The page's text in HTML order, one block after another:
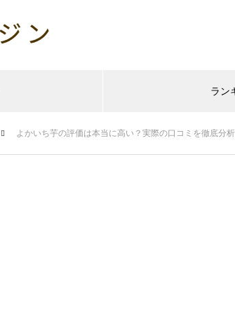
ラン
よかいち芋の評価は本当に高い？実際の口コミを徹底分析